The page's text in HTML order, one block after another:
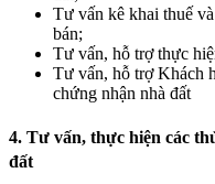
Tư vấn kê khai thuế
bán;
Tư vấn, hỗ trợ thực
Tư vấn, hỗ trợ Khách
chứng nhận nhà đất
4. Tư vấn, thực hiện các
đất